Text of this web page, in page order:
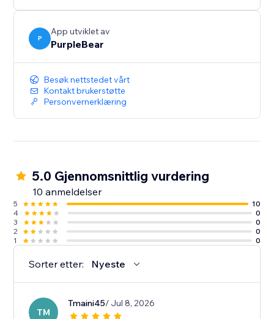
P
App utviklet av
PurpleBear
Besøk nettstedet vårt
Kontakt brukerstøtte
Personvernerklæring
5.0 Gjennomsnittlig vurdering
10 anmeldelser
5
10
4
0
3
0
2
0
1
0
Sorter etter: Nyeste
TM
Tmaini45/ Jul 8, 2026